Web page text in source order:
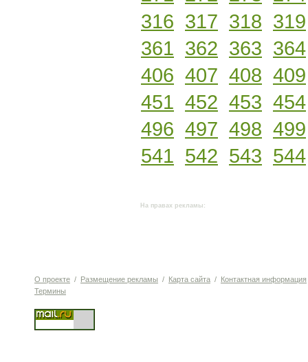
316 317 318 319
361 362 363 364
406 407 408 409
451 452 453 454
496 497 498 499
541 542 543 544
На правах рекламы:
О проекте / Размещение рекламы / Карта сайта / Контактная информация
Термины